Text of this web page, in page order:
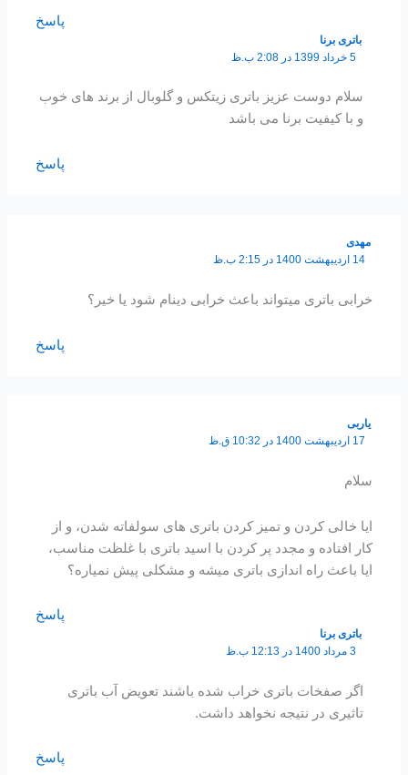
پاسخ
باتری برنا
5 خرداد 1399 در 2:08 ب.ظ
سلام دوست عزیز باتری زیتکس و گلوبال از برند های خوب
و با کیفیت برنا می باشد
پاسخ
مهدی
14 اردیبهشت 1400 در 2:15 ب.ظ
خرابی باتری میتواند باعث خرابی دینام شود یا خیر؟
پاسخ
یاربی
17 اردیبهشت 1400 در 10:32 ق.ظ
سلام
ایا خالی کردن و تمیز کردن باتری های سولفاته شدن، و از
کار افتاده و مجدد پر کردن با اسید باتری با غلظت مناسب،
ایا باعث راه اندازی باتری میشه و مشکلی پیش نمیاره؟
پاسخ
باتری برنا
3 مرداد 1400 در 12:13 ب.ظ
اگر صفخات باتری خراب شده باشند تعویض آب باتری
تاثیری در نتیجه نخواهد داشت.
پاسخ